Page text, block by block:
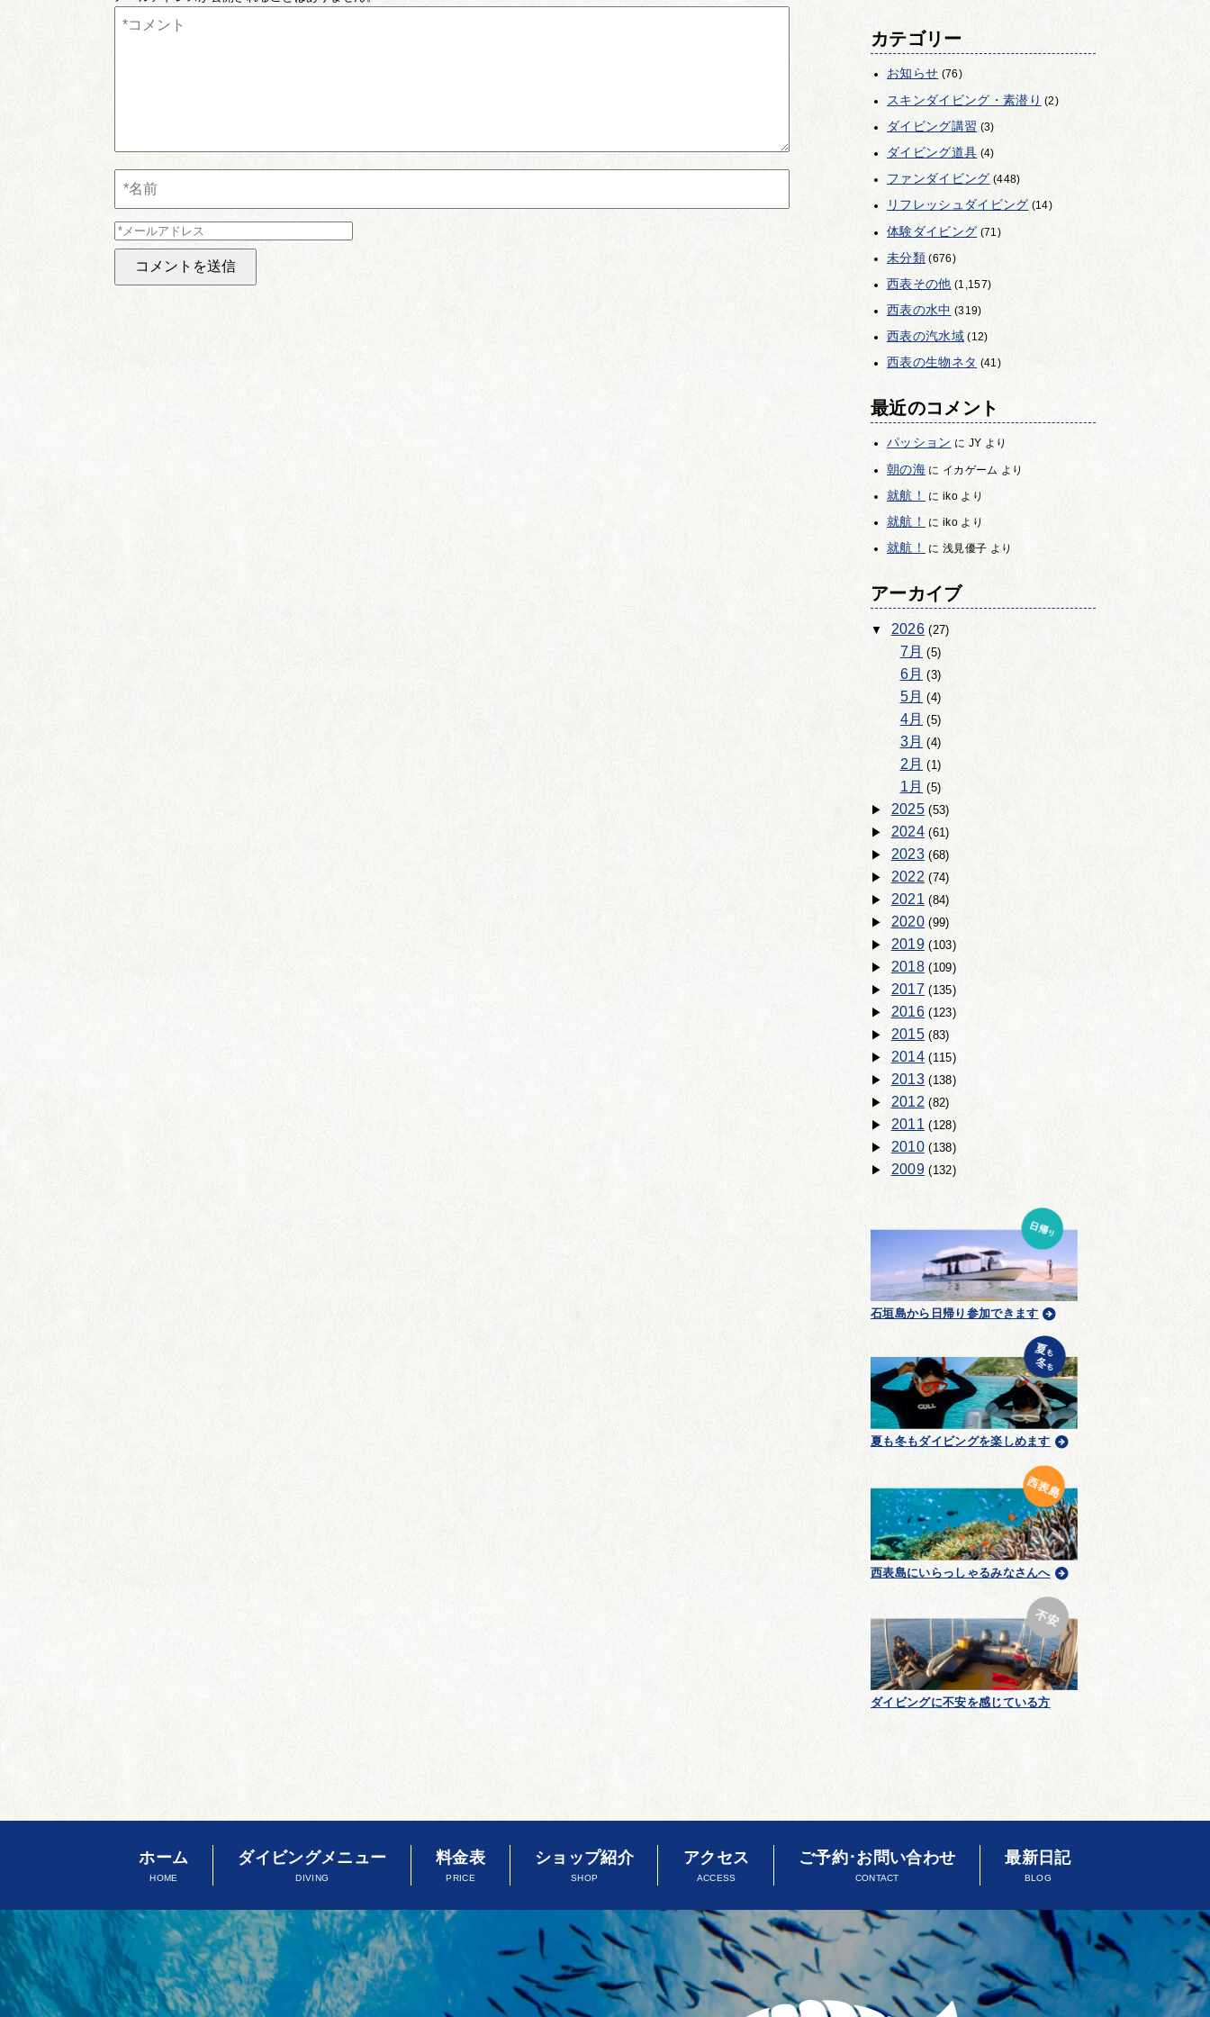
カテゴリー
お知らせ (76)
スキンダイビング・素潜り (2)
ダイビング講習 (3)
ダイビング道具 (4)
ファンダイビング (448)
リフレッシュダイビング (14)
体験ダイビング (71)
未分類(676)
西表その他 (1,157)
西表の水中 (319)
西表の汽水域(12)
西表の生物ネタ (41)
最近のコメント
パッション に JY より
朝の海に イカゲーム より
就航！ に ikoより
就航！ に ikoより
就航！ に 浅見優子 より
アーカイブ
2026(27)
7月 (5)
6月 (3)
5月 (4)
4月 (5)
3月 (4)
2月 (1)
1月 (5)
2025(53)
2024(61)
2023(68)
2022 (74)
2021(84)
2020(99)
2019(103)
2018(109)
2017 (135)
2016(123)
2015(83)
2014(115)
2013(138)
2012(82)
2011(128)
2010(138)
2009(132)
石垣島から日帰り参加できます
夏も冬もダイビングを楽しめます
西表島にいらっしゃるみなさんへ
ダイビングに不安を感じている方
ホーム
HOME
ダイビングメニュー
DIVING
料金表
PRICE
ショップ紹介
SHOP
アクセス
ACCESS
ご予約･お問い合わせ
CONTACT
最新日記
BLOG